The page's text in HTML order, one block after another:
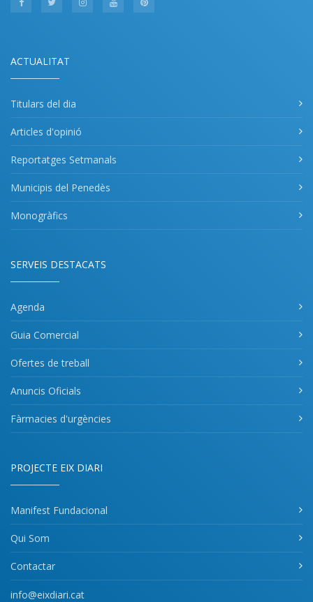
ACTUALITAT
Titulars del dia
Articles d'opinió
Reportatges Setmanals
Municipis del Penedès
Monogràfics
SERVEIS DESTACATS
Agenda
Guia Comercial
Ofertes de treball
Anuncis Oficials
Fàrmacies d'urgències
PROJECTE EIX DIARI
Manifest Fundacional
Qui Som
Contactar
info@eixdiari.cat